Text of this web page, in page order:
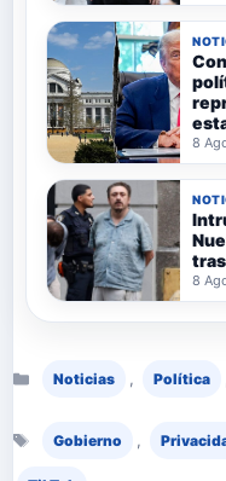
8
8
Noticias , Política
Gobierno ,